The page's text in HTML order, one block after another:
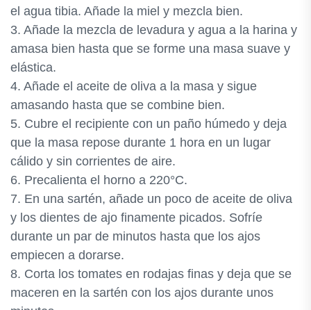
el agua tibia. Añade la miel y mezcla bien.
3. Añade la mezcla de levadura y agua a la harina y
amasa bien hasta que se forme una masa suave y
elástica.
4. Añade el aceite de oliva a la masa y sigue
amasando hasta que se combine bien.
5. Cubre el recipiente con un paño húmedo y deja
que la masa repose durante 1 hora en un lugar
cálido y sin corrientes de aire.
6. Precalienta el horno a 220°C.
7. En una sartén, añade un poco de aceite de oliva
y los dientes de ajo finamente picados. Sofríe
durante un par de minutos hasta que los ajos
empiecen a dorarse.
8. Corta los tomates en rodajas finas y deja que se
maceren en la sartén con los ajos durante unos